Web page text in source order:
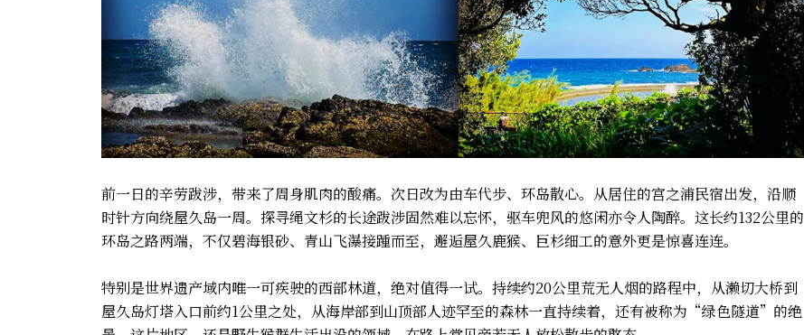
前一日的辛劳跋涉，带来了周身肌肉的酸痛。次日改为由车代步、环岛散心。从居住的宫之浦民宿出发，沿顺
时针方向绕屋久岛一周。探寻绳文杉的长途跋涉固然难以忘怀，驱车兜风的悠闲亦令人陶醉。这长约132公里的
环岛之路两端，不仅碧海银砂、青山飞瀑接踵而至，邂逅屋久鹿猴、巨杉细工的意外更是惊喜连连。
特别是世界遗产域内唯一可疾驶的西部林道，绝对值得一试。持续约20公里荒无人烟的路程中，从濑切大桥到
屋久岛灯塔入口前约1公里之处，从海岸部到山顶部人迹罕至的森林一直持续着，还有被称为“绿色隧道”的绝